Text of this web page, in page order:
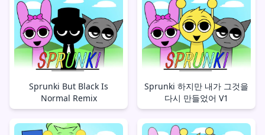
Sprunki But Black Is
Normal Remix
Sprunki 하지만 내가 그것을
다시 만들었어 V1